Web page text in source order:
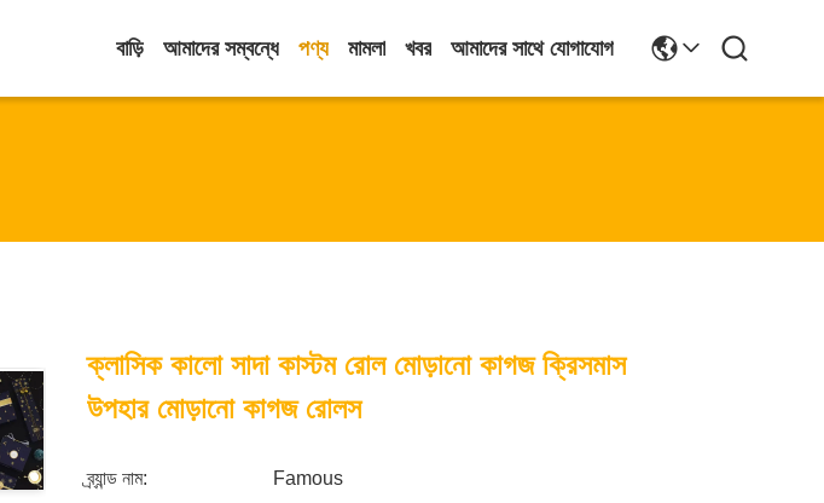
বাড়ি আমাদের সম্বন্ধে পণ্য মামলা খবর আমাদের সাথে যোগাযোগ
ক্লাসিক কালো সাদা কাস্টম রোল মোড়ানো কাগজ ক্রিসমাস
উপহার মোড়ানো কাগজ রোলস
ব্র্যান্ড নাম: Famous